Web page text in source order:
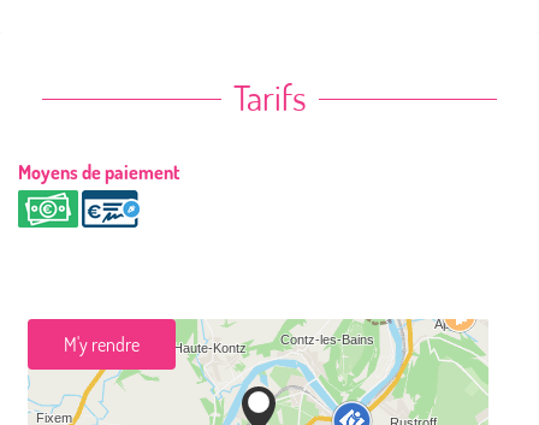
Tarifs
Moyens de paiement
M'y rendre